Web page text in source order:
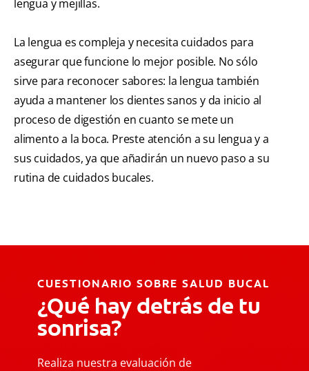
lengua y mejillas.
La lengua es compleja y necesita cuidados para
asegurar que funcione lo mejor posible. No sólo
sirve para reconocer sabores: la lengua también
ayuda a mantener los dientes sanos y da inicio al
proceso de digestión en cuanto se mete un
alimento a la boca. Preste atención a su lengua y a
sus cuidados, ya que añadirán un nuevo paso a su
rutina de cuidados bucales.
CUESTIONARIO SOBRE SALUD BUCAL
¿Qué hay detrás de tu
sonrisa?
Realiza nuestra evaluación de